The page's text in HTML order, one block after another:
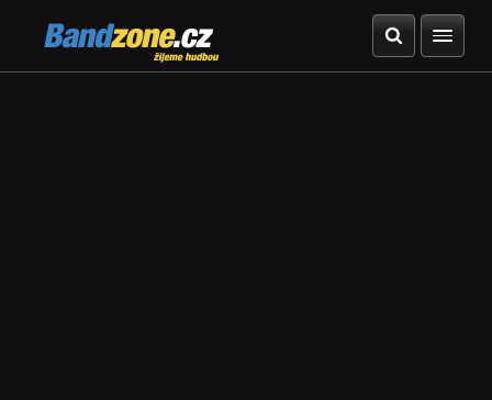
Bandzone.cz
žijeme hudbou